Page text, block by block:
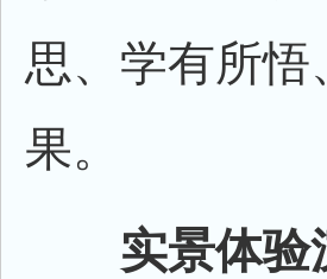
思、学有所悟
果。
实景体验